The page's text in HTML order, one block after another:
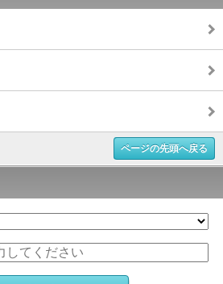
ページの先頭へ戻る